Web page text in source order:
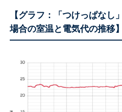
【グラフ：「つけっぱなし
場合の室温と電気代の推移】